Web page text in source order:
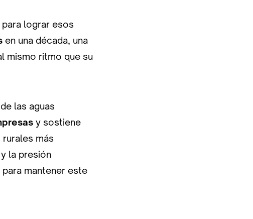
lograr esos
en una década, una
mismo ritmo que su
las aguas
y sostiene
rurales más
la presión
mantener este